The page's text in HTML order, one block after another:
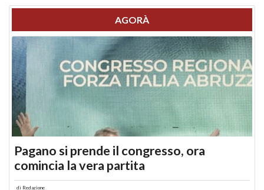
AGORÀ
Pagano si prende il congresso, ora
comincia la vera partita
di Redazione